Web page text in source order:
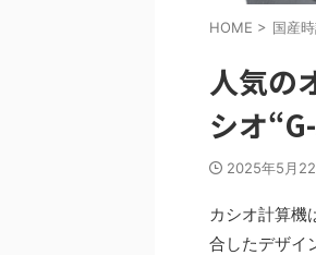
HOME > 国産
人気の
シオ
2025年5月
カシオ計算機
合したデザイ